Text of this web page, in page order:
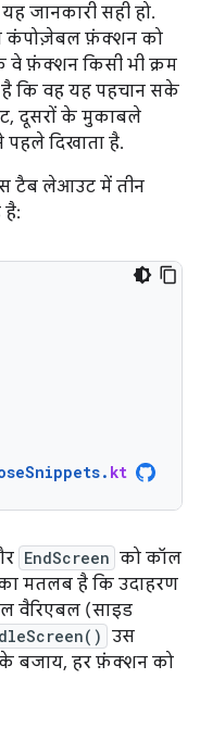
जानकारी सही हो.
कंपोज़ेबल फ़ंक्शन को
वे फ़ंक्शन किसी भी क्रम
है कि वह यह पहचान सके
दूसरों के मुकाबले
पहले दिखाता है.
टैब लेआउट में तीन
है:
. kt
EndScreen को कॉल
मतलब है कि उदाहरण
वैरिएबल (साइड
उस
बजाय, हर फ़ंक्शन को